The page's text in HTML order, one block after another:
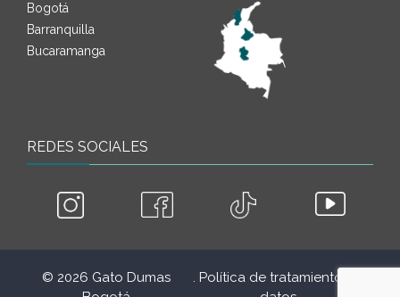
Bogotá
Barranquilla
Bucaramanga
REDES SOCIALES
© 2026 Gato Dumas
. Política de tratamiento de